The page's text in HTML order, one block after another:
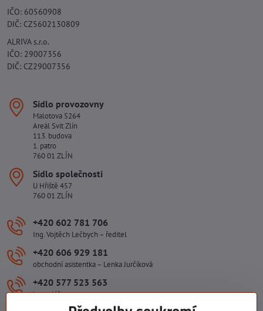
IČO: 60560908
DIČ: CZ5602130809
ALRIVA s.r.o.
IČO: 29007356
DIČ: CZ29007356
Sídlo provozovny
Malotova 5264
Areál Svit Zlín
113. budova
1. patro
760 01 ZLÍN
Sídlo společnosti
U Hřiště 457
760 01 ZLÍN
+420 602 781 706
Ing. Vojtěch Lečbych – ředitel
+420 606 929 181
obchodní asistentka – Lenka Jurčíková
+420 577 523 563
kancelář